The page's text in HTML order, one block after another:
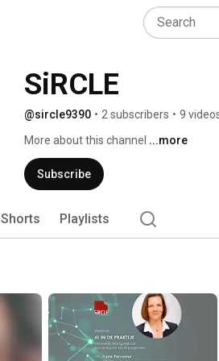
SiRCLE
@sircle9390 • 2 subscribers • 9
More about this channel ...more
Subscribe
Shorts Playlists